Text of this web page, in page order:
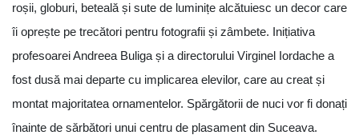
roșii, globuri, beteală și sute de luminițe alcătuiesc un decor care
îi oprește pe trecători pentru fotografii și zâmbete. Inițiativa
profesoarei Andreea Buliga și a directorului Virginel Iordache a
fost dusă mai departe cu implicarea elevilor, care au creat și
montat majoritatea ornamentelor. Spărgătorii de nuci vor fi donați
înainte de sărbători unui centru de plasament din Suceava.